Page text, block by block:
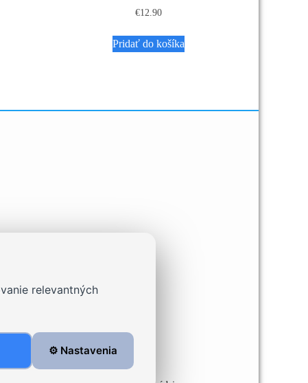
€12.90
Pridať do košíka
relevantných
⚙️ Nastavenia